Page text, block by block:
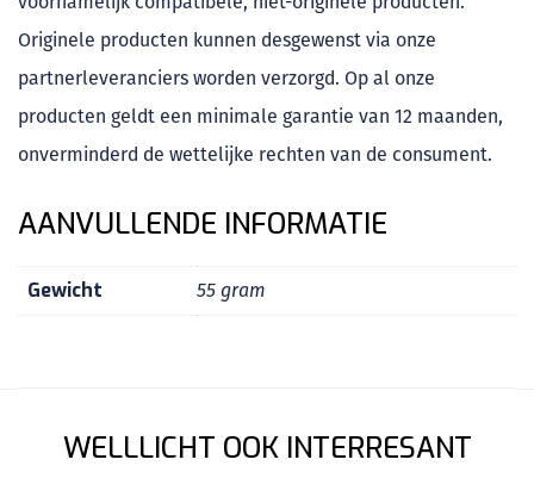
Originele producten kunnen desgewenst via onze
partnerleveranciers worden verzorgd. Op al onze
producten geldt een minimale garantie van 12 maanden,
onverminderd de wettelijke rechten van de consument.
AANVULLENDE INFORMATIE
Gewicht 55 gram
WELLLICHT OOK INTERRESANT